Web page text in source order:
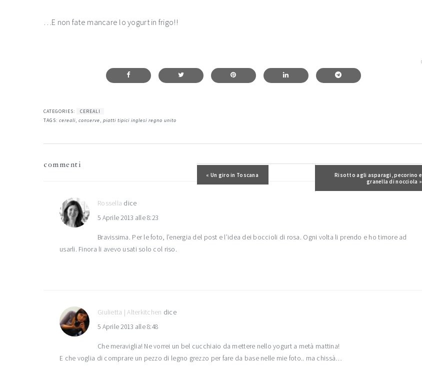
…E non fate mancare lo yogurt in frigo!!
CATEGORIES:
CEREALI
TAGS: cereali, conserve, piatti tipici inglesi regno unito
Post precedente:
« Un giro in Toscana Post successivo:
Risotto agli asparagi, pecorino e
granella di nocciola »
del
commenti
Rossella dice
5 Aprile 2013 alle 8:23
Bravissima. Per le foto, l’energia del post e l’idea dei boccioli di rosa. Ogni volta li prendo e ho timore ad
usarli. Finora li avevo usati solo col riso.
Giulietta | Alterkitchen dice
5 Aprile 2013 alle 8:48
Che meraviglia! Ne vorrei un bel cucchiaio da mettere nello yogurt a metà mattina!
E che voglia di comprare un pezzo di legno grezzo per fare da base nelle mie foto.. ma chissà…